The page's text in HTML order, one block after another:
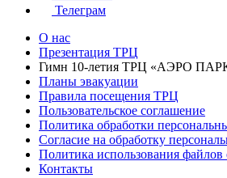
Телеграм
О нас
Презентация ТРЦ
Гимн 10-летия ТРЦ «АЭРО
Планы эвакуации
Правила посещения ТРЦ
Пользовательское соглашение
Политика обработки
Cогласие на обработку
Политика использования файлов
Контакты